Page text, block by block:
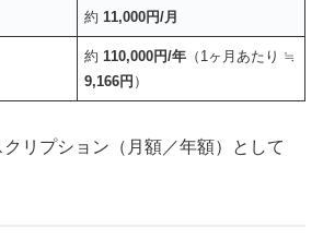
約 11,000円/月
約 110,000円/年 （1ヶ月あたり ≒
9,166円 ）
リプション（月額／年額）として